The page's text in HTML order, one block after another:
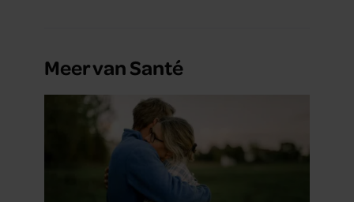
Meer van Santé